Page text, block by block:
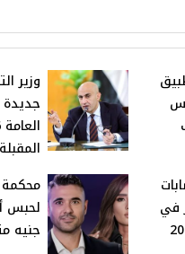
وزير
جديدة
المقبلة
في
محكمة
جنيه